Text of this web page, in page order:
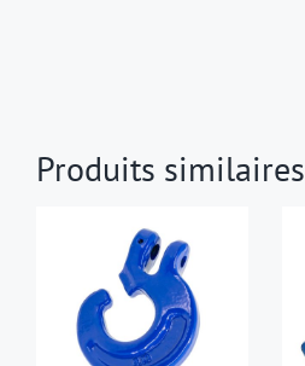
Produits similaires
AJOUTER AU
PANIER
/
DÉTAILS